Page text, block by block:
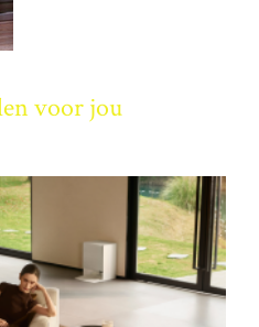
voor jou